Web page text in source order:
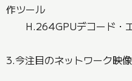
作ツール
H.264GPUデコード・
3.今注目のネットワーク映